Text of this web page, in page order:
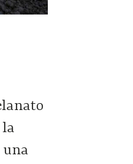
la
una